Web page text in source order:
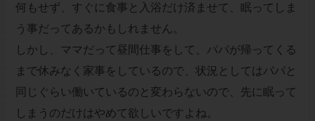
何もせず、すぐに食事と入浴だけ済ませて、眠ってしま
う事だってあるかもしれません。
しかし、ママだって昼間仕事をして、パパが帰ってくる
まで休みなく家事をしているので、状況としてはパパと
同じぐらい働いているのと変わらないので、先に眠って
しまうのだけはやめて欲しいですよね。